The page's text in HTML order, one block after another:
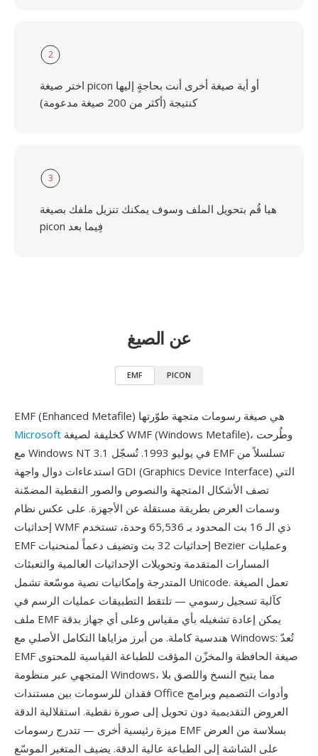
2
اختر صيغة picon أو أية صيغة أخرى أنت بحاجةٍ إليها
كنتيجة (أكثر من 200 صيغة مدعومة)
3
هيا قُم بتحويل الملف وسوف يمكنك تنزيل ملفك بصيغة
picon فِيما بعد
عن الصيغ
EMF PICON
EMF (Enhanced Metafile) هي صيغة رسومات متجهة طوّرتها
Microsoft
مع Windows NT 3.1 في يوليو 1993. تُسجّل EMF تسلسلاً من
استدعاءات دوال واجهة GDI (Graphics Device Interface) التي
تصف الأشكال المتجهة والنصوص والصور النقطية المضمّنة
وسمات العرض بطريقة مستقلة عن الأجهزة. على عكس نظام
إحداثيات WMF ذي الـ 16 بت المحدود بـ 65,536 وحدة، تستخدم
EMF إحداثيات 32 بت وتضيف دعماً لمنحنيات Bezier وعمليات
المسارات المتقدمة وتحويلات الإحداثيات العالمية والتعبئات
المتدرجة وإمكانيات نصية موسّعة تشمل Unicode. تعمل الصيغة
كآلية تسجيل رسومي — تلتقط التطبيقات عمليات الرسم في
ملف EMF يمكن إعادة تشغيله بأي مقياس وعلى أي جهاز بدقة
هندسية كاملة. من أبرز مزاياها التكامل الأصلي مع Windows: تُعدّ
EMF صيغة الحافظة والمخزّن المؤقت للطباعة القياسية للمحتوى
المتجهي عبر منظومة Windows، مما يتيح النسخ واللصق بلا
فقدان للرسومات بين مستندات Office وأدوات التصميم وبرامج
العروض التقديمية دون تحويل إلى صورة نقطية. استقلالية الدقة
ميزة رئيسية أخرى — تتدرج رسومات EMF بسلاسة من العرض
على الشاشة إلى الطباعة عالية الدقة. يضيف المتغير الموسّع